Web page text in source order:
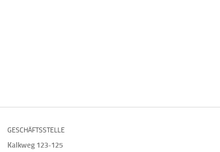
GESCHÄFTSSTELLE
Kalkweg 123-125